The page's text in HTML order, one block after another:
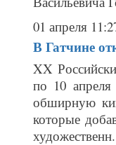
01 апреля
В Гатчине
XX
по 10 апреля
обширную
которые